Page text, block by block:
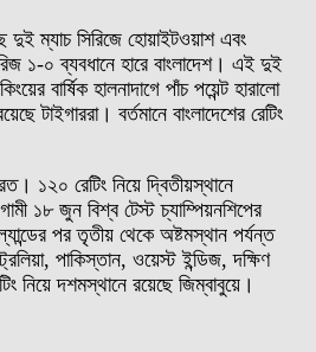
দুই ম্যাচ সিরিজে হোয়াইটওয়াশ এবং
১-০ ব্যবধানে হারে বাংলাদেশ। এই দুই
বার্ষিক হালনাদাগে পাঁচ পয়েন্ট হারালো
টাইগাররা। বর্তমানে বাংলাদেশের রেটিং
১২০ রেটিং নিয়ে দ্বিতীয়স্থানে
১৮ জুন বিশ্ব টেস্ট চ্যাম্পিয়নশিপের
পর তৃতীয় থেকে অষ্টমস্থান পর্যন্ত
পাকিস্তান, ওয়েস্ট ইন্ডিজ, দক্ষিণ
নিয়ে দশমস্থানে রয়েছে জিম্বাবুয়ে।